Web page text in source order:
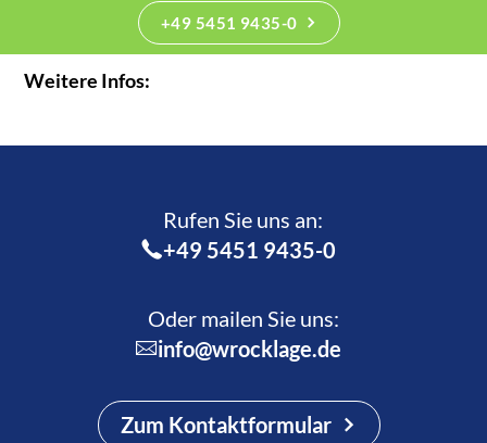
+49 5451 9435-0
Weitere Infos:
Rufen Sie uns an:­
+49 5451 9435-0
Oder mailen Sie uns:
info@wrocklage.de
Zum Kontaktformular